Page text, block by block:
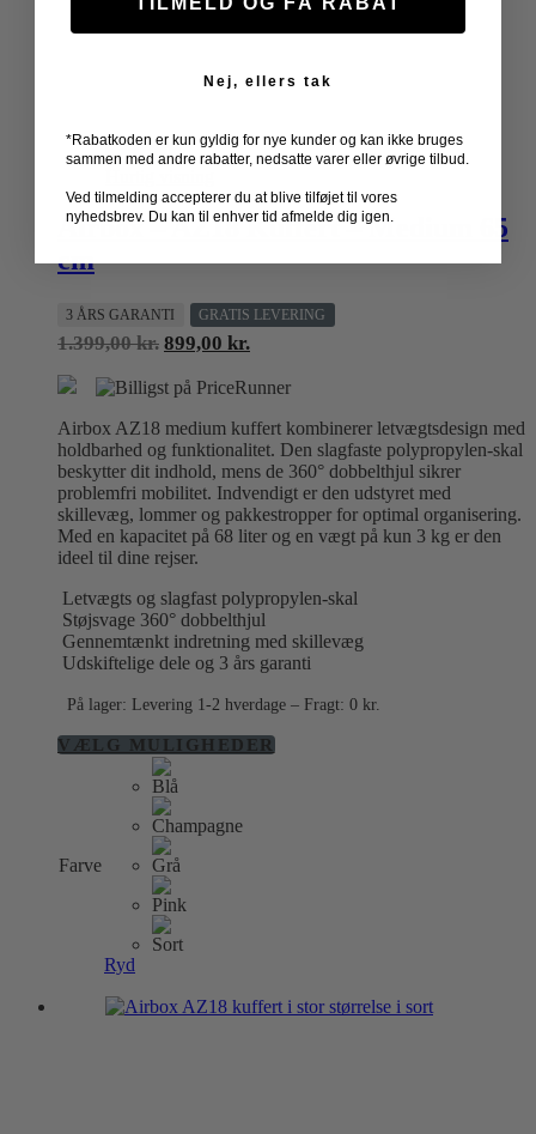
TILBUD
Airbox – AZ18 Kuffert – Medium 65
cm
3 ÅRS GARANTI GRATIS LEVERING
1.399,00kr. Den
pris
1.399,00 kr..
899,00 kr.Den
pris
899,00 kr..
Airbox AZ18 medium kuffert kombinerer letvægtsdesign med
holdbarhed og funktionalitet. Den slagfaste polypropylen-skal
beskytter dit indhold, mens de 360° dobbelthjul sikrer
problemfri mobilitet. Indvendigt er den udstyret med
skillevæg, lommer og pakkestropper for optimal organisering.
Med en kapacitet på 68 liter og en vægt på kun 3 kg er den
ideel til dine rejser.
Letvægts og slagfast polypropylen-skal
Støjsvage 360° dobbelthjul
Gennemtænkt indretning med skillevæg
Udskiftelige dele og 3 års garanti
På lager: Levering 1-2 hverdage – Fragt: 0 kr.
VÆLG MULIGHEDERDette
Farve
Ryd
Nej, ellers tak
*Rabatkoden er kun gyldig for nye kunder og kan ikke bruges
sammen med andre rabatter, nedsatte varer eller øvrige tilbud.
Ved tilmelding accepterer du at blive tilføjet til vores
nyhedsbrev. Du kan til enhver tid afmelde dig igen.